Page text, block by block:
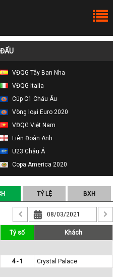
VĐQG Tây Ban Nha
VĐQG Italia
Cúp C1 Châu Âu
Vòng loại Euro 2020
VĐQG Việt Nam
Liên Đoàn Anh
U23 Châu Á
Copa America 2020
TỶ LỆ BXH
Tỷ số Khách
4 - 1
Crystal Palace